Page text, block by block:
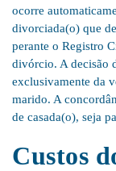
ocorre
divorciada(o) que
perante o Registro
divórcio. A decisão
exclusivamente da
marido. A
de casada(o), seja
Custos